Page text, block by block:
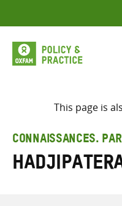
to
content
This page is
CONNAISSANCES.